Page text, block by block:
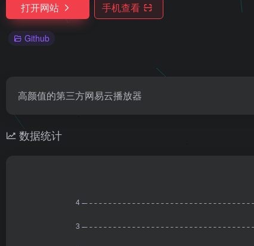
打开网站 手机查看
Github
高颜值的第三方网易云播放器
数据统计